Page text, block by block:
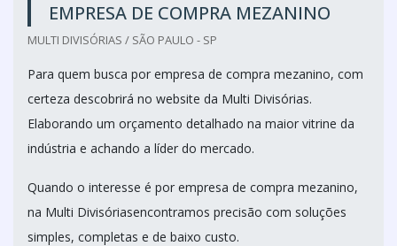
EMPRESA DE COMPRA MEZANINO
MULTI DIVISÓRIAS / SÃO PAULO - SP
Para quem busca por empresa de compra mezanino, com
certeza descobrirá no website da Multi Divisórias.
Elaborando um orçamento detalhado na maior vitrine da
indústria e achando a líder do mercado.
Quando o interesse é por empresa de compra mezanino,
na Multi Divisóriasencontramos precisão com soluções
simples, completas e de baixo custo.